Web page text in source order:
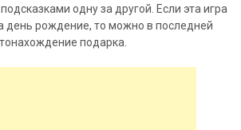
одну за другой. Если эта игра
день рождение, то можно в последней
подарка.